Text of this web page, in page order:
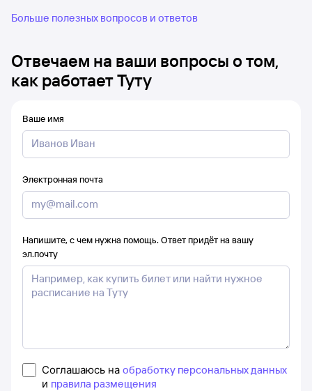
Больше полезных вопросов и ответов
Отвечаем на ваши вопросы о том,
как работает Туту
Ваше имя
Электронная почта
Напишите, с чем нужна помощь. Ответ придёт на вашу
эл.почту
Соглашаюсь на обработку персональных данных
и правила размещения